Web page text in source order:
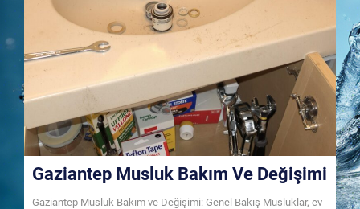
Gaziantep Musluk Bakım Ve Değişimi
Gaziantep Musluk Bakım ve Değişimi: Genel Bakış Musluklar, ev